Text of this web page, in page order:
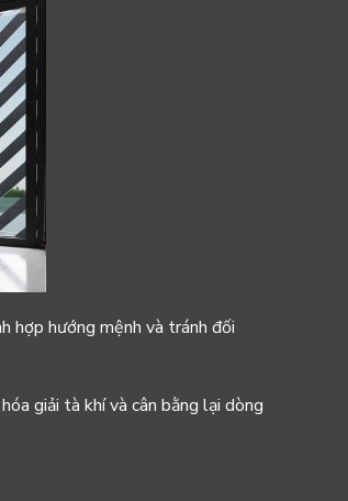
hợp hướng mệnh và tránh đối
giải tà khí và cân bằng lại dòng